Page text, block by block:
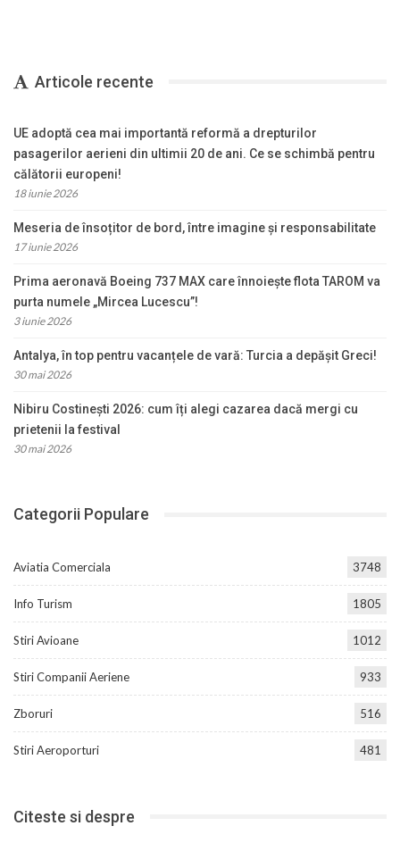
Articole recente
UE adoptă cea mai importantă reformă a drepturilor
pasagerilor aerieni din ultimii 20 de ani. Ce se schimbă pentru
călătorii europeni!
18 iunie 2026
Meseria de însoțitor de bord, între imagine și responsabilitate
17 iunie 2026
Prima aeronavă Boeing 737 MAX care înnoiește flota TAROM va
purta numele „Mircea Lucescu”!
3 iunie 2026
Antalya, în top pentru vacanțele de vară: Turcia a depășit Greci!
30 mai 2026
Nibiru Costinești 2026: cum îți alegi cazarea dacă mergi cu
prietenii la festival
30 mai 2026
Categorii Populare
Aviatia Comerciala 3748
Info Turism 1805
Stiri Avioane 1012
Stiri Companii Aeriene 933
Zboruri 516
Stiri Aeroporturi 481
Citeste si despre